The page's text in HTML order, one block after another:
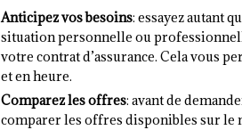
Anticipez vos besoins: essayez autant
situation personnelle ou
votre contrat d’assurance. Cela vous
et en heure.
Comparez les offres: avant de
comparer les offres disponibles sur le